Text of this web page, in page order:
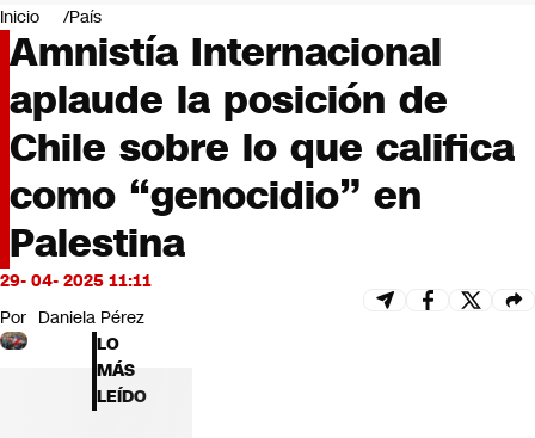
Negocios
Deportes
Programas completos
Cultura
Servicios
Bits
CNN tiempo
Futuro 360
Opinión
Inicio País
Amnistía Internacional
aplaude la posición de
Chile sobre lo que califica
como “genocidio” en
Palestina
29- 04- 2025 11:11
Por Daniela Pérez
LO
MÁS
LEÍDO